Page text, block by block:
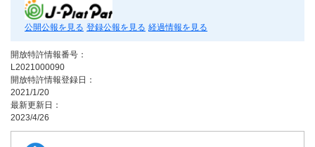
公開公報を見る 登録公報を見る 経過情報を見る
開放特許情報番号：
L2021000090
開放特許情報登録日：
2021/1/20
最新更新日：
2023/4/26